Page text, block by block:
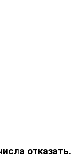
отказать.